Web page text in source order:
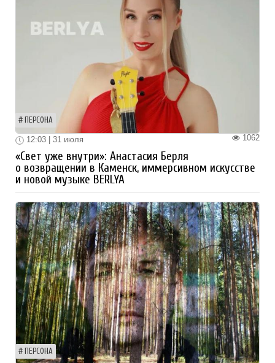
ПЕРСОНА
1062
12:03 | 31 июля
«Свет уже внутри»: Анастасия Берля
о возвращении в Каменск, иммерсивном искусстве
и новой музыке BERLYA
ПЕРСОНА